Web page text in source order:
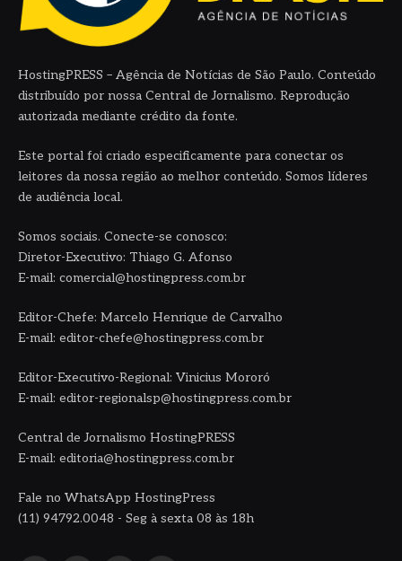
HostingPRESS – Agência de Notícias de São Paulo. Conteúdo
distribuído por nossa Central de Jornalismo. Reprodução
autorizada mediante crédito da fonte.
Este portal foi criado especificamente para conectar os
leitores da nossa região ao melhor conteúdo. Somos líderes
de audiência local.
Somos sociais. Conecte-se conosco:
Diretor-Executivo: Thiago G. Afonso
E-mail: comercial@hostingpress.com.br
Editor-Chefe: Marcelo Henrique de Carvalho
E-mail: editor-chefe@hostingpress.com.br
Editor-Executivo-Regional: Vinicius Mororó
E-mail: editor-regionalsp@hostingpress.com.br
Central de Jornalismo HostingPRESS
E-mail: editoria@hostingpress.com.br
Fale no WhatsApp HostingPress
(11) 94792.0048 - Seg à sexta 08 às 18h